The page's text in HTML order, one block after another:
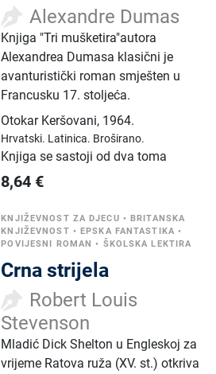
Alexandre Dumas
Knjiga "Tri mušketira"autora
Alexandrea Dumasa klasični je
avanturistički roman smješten u
Francusku 17. stoljeća.
Otokar Keršovani, 1964.
Hrvatski. Latinica. Broširano.
Knjiga se sastoji od dva toma
8,64 €
KNJIŽEVNOST ZA DJECU • BRITANSKA
KNJIŽEVNOST • EPSKA FANTASTIKA •
POVIJESNI ROMAN • ŠKOLSKA LEKTIRA
Crna strijela
Robert Louis
Stevenson
Mladić Dick Shelton u Engleskoj za
vrijeme Ratova ruža (XV. st.) otkriva